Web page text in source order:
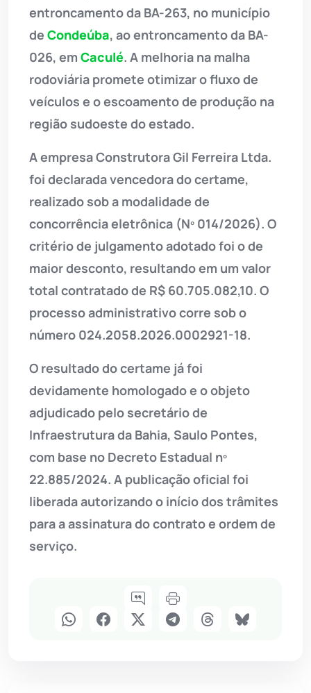
entroncamento da BA-263, no município
de Condeúba, ao entroncamento da BA-
026, em Caculé. A melhoria na malha
rodoviária promete otimizar o fluxo de
veículos e o escoamento de produção na
região sudoeste do estado.
A empresa Construtora Gil Ferreira Ltda.
foi declarada vencedora do certame,
realizado sob a modalidade de
concorrência eletrônica (Nº 014/2026). O
critério de julgamento adotado foi o de
maior desconto, resultando em um valor
total contratado de R$ 60.705.082,10. O
processo administrativo corre sob o
número 024.2058.2026.0002921-18.
O resultado do certame já foi
devidamente homologado e o objeto
adjudicado pelo secretário de
Infraestrutura da Bahia, Saulo Pontes,
com base no Decreto Estadual nº
22.885/2024. A publicação oficial foi
liberada autorizando o início dos trâmites
para a assinatura do contrato e ordem de
serviço.